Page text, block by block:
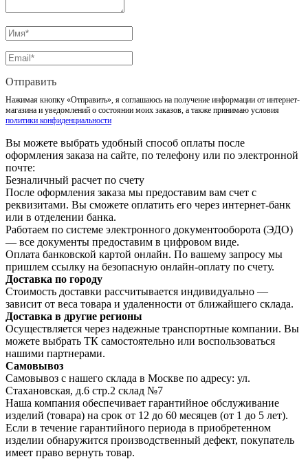
Отправить
Нажимая кнопку «Отправить», я соглашаюсь на получение информации от интернет-
магазина и уведомлений о состоянии моих заказов, а также принимаю условия
политики конфиденциальности
Вы можете выбрать удобный способ оплаты после
оформления заказа на сайте, по телефону или по электронной
почте:
Безналичный расчет по счету
После оформления заказа мы предоставим вам счет с
реквизитами. Вы сможете оплатить его через интернет-банк
или в отделении банка.
Работаем по системе электронного документооборота (ЭДО)
— все документы предоставим в цифровом виде.
Оплата банковской картой онлайн. По вашему запросу мы
пришлем ссылку на безопасную онлайн-оплату по счету.
Доставка по городу
Стоимость доставки рассчитывается индивидуально —
зависит от веса товара и удаленности от ближайшего склада.
Доставка в другие регионы
Осуществляется через надежные транспортные компании. Вы
можете выбрать ТК самостоятельно или воспользоваться
нашими партнерами.
Самовывоз
Самовывоз с нашего склада в Москве по адресу: ул.
Стахановская, д.6 стр.2 склад №7
Наша компания обеспечивает гарантийное обслуживание
изделий (товара) на срок от 12 до 60 месяцев (от 1 до 5 лет).
Если в течение гарантийного периода в приобретенном
изделии обнаружится производственный дефект, покупатель
имеет право вернуть товар.